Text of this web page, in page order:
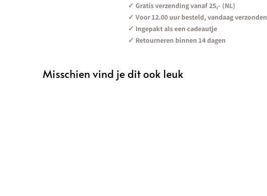
Goudfolie
aantal
✓ Gratis verzending vanaf 25,- (NL)
✓ Voor 12.00 uur besteld, vandaag verzonden
✓ Ingepakt als een cadeautje
✓ Retourneren binnen 14 dagen
Misschien vind je dit ook leuk